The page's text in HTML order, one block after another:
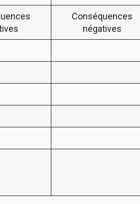
Conséquences
négatives